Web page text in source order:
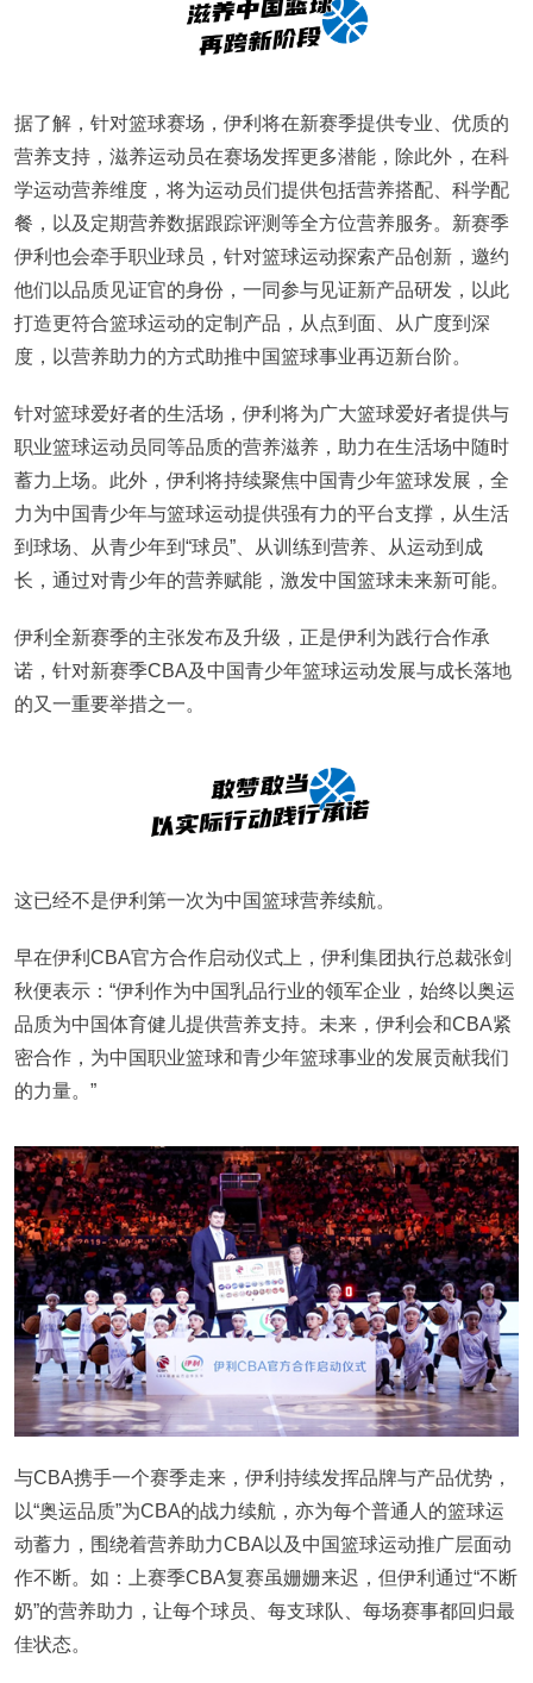
据了解，针对篮球赛场，伊利将在新赛季提供专业、优质的
营养支持，滋养运动员在赛场发挥更多潜能，除此外，在科
学运动营养维度，将为运动员们提供包括营养搭配、科学配
餐，以及定期营养数据跟踪评测等全方位营养服务。新赛季
伊利也会牵手职业球员，针对篮球运动探索产品创新，邀约
他们以品质见证官的身份，一同参与见证新产品研发，以此
打造更符合篮球运动的定制产品，从点到面、从广度到深
度，以营养助力的方式助推中国篮球事业再迈新台阶。
针对篮球爱好者的生活场，伊利将为广大篮球爱好者提供与
职业篮球运动员同等品质的营养滋养，助力在生活场中随时
蓄力上场。此外，伊利将持续聚焦中国青少年篮球发展，全
力为中国青少年与篮球运动提供强有力的平台支撑，从生活
到球场、从青少年到“球员”、从训练到营养、从运动到成
长，通过对青少年的营养赋能，激发中国篮球未来新可能。
伊利全新赛季的主张发布及升级，正是伊利为践行合作承
诺，针对新赛季CBA及中国青少年篮球运动发展与成长落地
的又一重要举措之一。
这已经不是伊利第一次为中国篮球营养续航。
早在伊利CBA官方合作启动仪式上，伊利集团执行总裁张剑
秋便表示：“伊利作为中国乳品行业的领军企业，始终以奥运
品质为中国体育健儿提供营养支持。未来，伊利会和CBA紧
密合作，为中国职业篮球和青少年篮球事业的发展贡献我们
的力量。”
与CBA携手一个赛季走来，伊利持续发挥品牌与产品优势，
以“奥运品质”为CBA的战力续航，亦为每个普通人的篮球运
动蓄力，围绕着营养助力CBA以及中国篮球运动推广层面动
作不断。如：上赛季CBA复赛虽姗姗来迟，但伊利通过“不断
奶”的营养助力，让每个球员、每支球队、每场赛事都回归最
佳状态。